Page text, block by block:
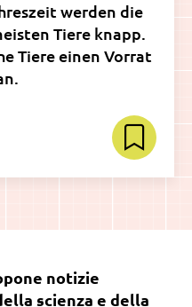
werden die
Tiere knapp.
Tiere einen Vorrat
notizie
scienza e della